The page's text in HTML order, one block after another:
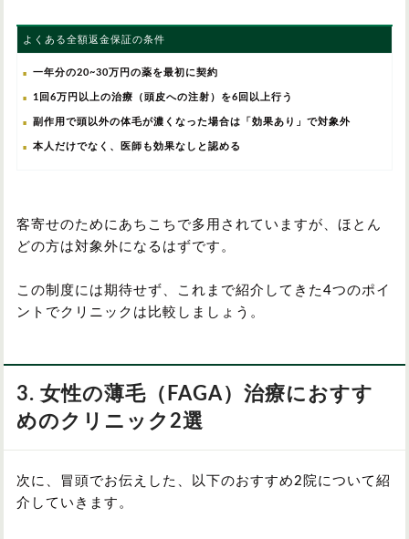
よくある全額返金保証の条件
一年分の20~30万円の薬を最初に契約
1回6万円以上の治療（頭皮への注射）を6回以上行う
副作用で頭以外の体毛が濃くなった場合は「効果あり」で対象外
本人だけでなく、医師も効果なしと認める
客寄せのためにあちこちで多用されていますが、ほとん
どの方は対象外になるはずです。
この制度には期待せず、これまで紹介してきた4つのポイ
ントでクリニックは比較しましょう。
3. 女性の薄毛（FAGA）治療におすす
めのクリニック2選
次に、冒頭でお伝えした、以下のおすすめ2院について紹
介していきます。